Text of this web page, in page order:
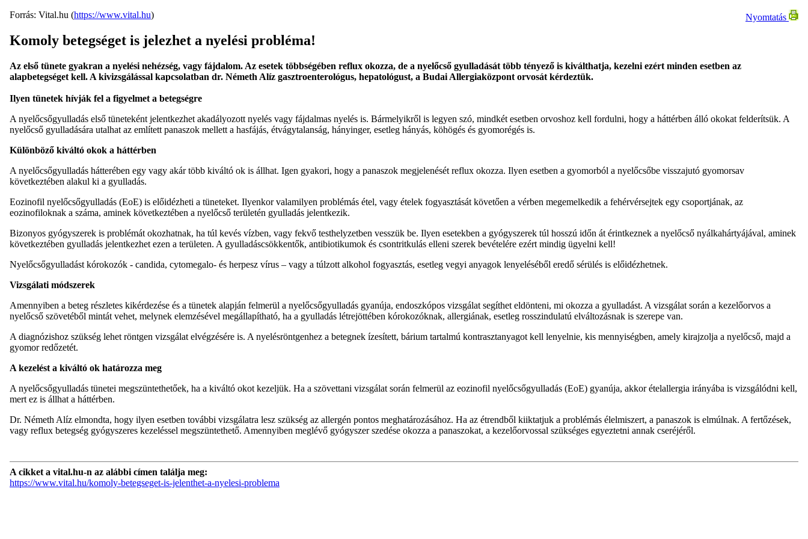
Nyomtatás
Forrás: Vital.hu (https://www.vital.hu)
Komoly betegséget is jelezhet a nyelési probléma!
Az első tünete gyakran a nyelési nehézség, vagy fájdalom. Az esetek többségében reflux okozza, de a nyelőcső gyulladását több tényező is kiválthatja, kezelni ezért minden esetben az
alapbetegséget kell. A kivizsgálással kapcsolatban dr. Németh Alíz gasztroenterológus, hepatológust, a Budai Allergiaközpont orvosát kérdeztük.
Ilyen tünetek hívják fel a figyelmet a betegségre
A nyelőcsőgyulladás első tüneteként jelentkezhet akadályozott nyelés vagy fájdalmas nyelés is. Bármelyikről is legyen szó, mindkét esetben orvoshoz kell fordulni, hogy a háttérben álló okokat felderítsük. A
nyelőcső gyulladására utalhat az említett panaszok mellett a hasfájás, étvágytalanság, hányinger, esetleg hányás, köhögés és gyomorégés is.
Különböző kiváltó okok a háttérben
A nyelőcsőgyulladás hátterében egy vagy akár több kiváltó ok is állhat. Igen gyakori, hogy a panaszok megjelenését reflux okozza. Ilyen esetben a gyomorból a nyelőcsőbe visszajutó gyomorsav
következtében alakul ki a gyulladás.
Eozinofil nyelőcsőgyulladás (EoE) is előidézheti a tüneteket. Ilyenkor valamilyen problémás étel, vagy ételek fogyasztását követően a vérben megemelkedik a fehérvérsejtek egy csoportjának, az
eozinofiloknak a száma, aminek következtében a nyelőcső területén gyulladás jelentkezik.
Bizonyos gyógyszerek is problémát okozhatnak, ha túl kevés vízben, vagy fekvő testhelyzetben vesszük be. Ilyen esetekben a gyógyszerek túl hosszú időn át érintkeznek a nyelőcső nyálkahártyájával, aminek
következtében gyulladás jelentkezhet ezen a területen. A gyulladáscsökkentők, antibiotikumok és csontritkulás elleni szerek bevételére ezért mindig ügyelni kell!
Nyelőcsőgyulladást kórokozók - candida, cytomegalo- és herpesz vírus – vagy a túlzott alkohol fogyasztás, esetleg vegyi anyagok lenyeléséből eredő sérülés is előidézhetnek.
Vizsgálati módszerek
Amennyiben a beteg részletes kikérdezése és a tünetek alapján felmerül a nyelőcsőgyulladás gyanúja, endoszkópos vizsgálat segíthet eldönteni, mi okozza a gyulladást. A vizsgálat során a kezelőorvos a
nyelőcső szövetéből mintát vehet, melynek elemzésével megállapítható, ha a gyulladás létrejöttében kórokozóknak, allergiának, esetleg rosszindulatú elváltozásnak is szerepe van.
A diagnózishoz szükség lehet röntgen vizsgálat elvégzésére is. A nyelésröntgenhez a betegnek ízesített, bárium tartalmú kontrasztanyagot kell lenyelnie, kis mennyiségben, amely kirajzolja a nyelőcső, majd a
gyomor redőzetét.
A kezelést a kiváltó ok határozza meg
A nyelőcsőgyulladás tünetei megszüntethetőek, ha a kiváltó okot kezeljük. Ha a szövettani vizsgálat során felmerül az eozinofil nyelőcsőgyulladás (EoE) gyanúja, akkor ételallergia irányába is vizsgálódni kell,
mert ez is állhat a háttérben.
Dr. Németh Alíz elmondta, hogy ilyen esetben további vizsgálatra lesz szükség az allergén pontos meghatározásához. Ha az étrendből kiiktatjuk a problémás élelmiszert, a panaszok is elmúlnak. A fertőzések,
vagy reflux betegség gyógyszeres kezeléssel megszüntethető. Amennyiben meglévő gyógyszer szedése okozza a panaszokat, a kezelőorvossal szükséges egyeztetni annak cseréjéről.
A cikket a vital.hu-n az alábbi címen találja meg:
https://www.vital.hu/komoly-betegseget-is-jelenthet-a-nyelesi-problema